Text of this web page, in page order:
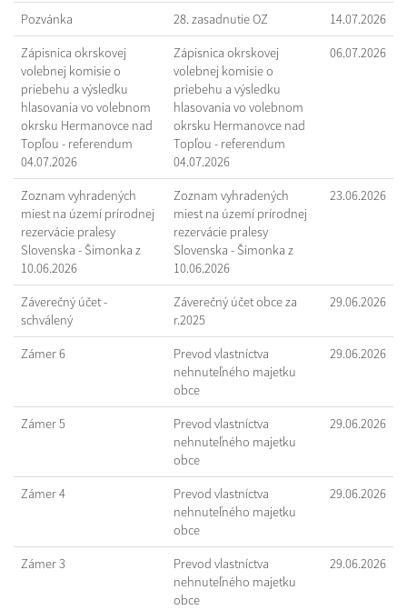
Pozvánka 28. zasadnutie OZ 14.07.2026
Zápisnica okrskovej
volebnej komisie o
priebehu a výsledku
hlasovania vo volebnom
okrsku Hermanovce nad
Topľou - referendum
04.07.2026
Zápisnica okrskovej
volebnej komisie o
priebehu a výsledku
hlasovania vo volebnom
okrsku Hermanovce nad
Topľou - referendum
04.07.2026
06.07.2026
Zoznam vyhradených
miest na území prírodnej
rezervácie pralesy
Slovenska - Šimonka z
10.06.2026
Zoznam vyhradených
miest na území prírodnej
rezervácie pralesy
Slovenska - Šimonka z
10.06.2026
23.06.2026
Záverečný účet -
schválený
Záverečný účet obce za
r.2025
29.06.2026
Zámer 6
Prevod vlastníctva
nehnuteľného majetku
obce
29.06.2026
Zámer 5
Prevod vlastníctva
nehnuteľného majetku
obce
29.06.2026
Zámer 4
Prevod vlastníctva
nehnuteľného majetku
obce
29.06.2026
Zámer 3
Prevod vlastníctva
nehnuteľného majetku
obce
29.06.2026